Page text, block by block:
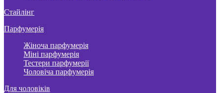
Стайлінг
Парфумерія
Жіноча парфумерія
Міні парфумерія
Тестери парфумерії
Чоловіча парфумерія
Для чоловіків